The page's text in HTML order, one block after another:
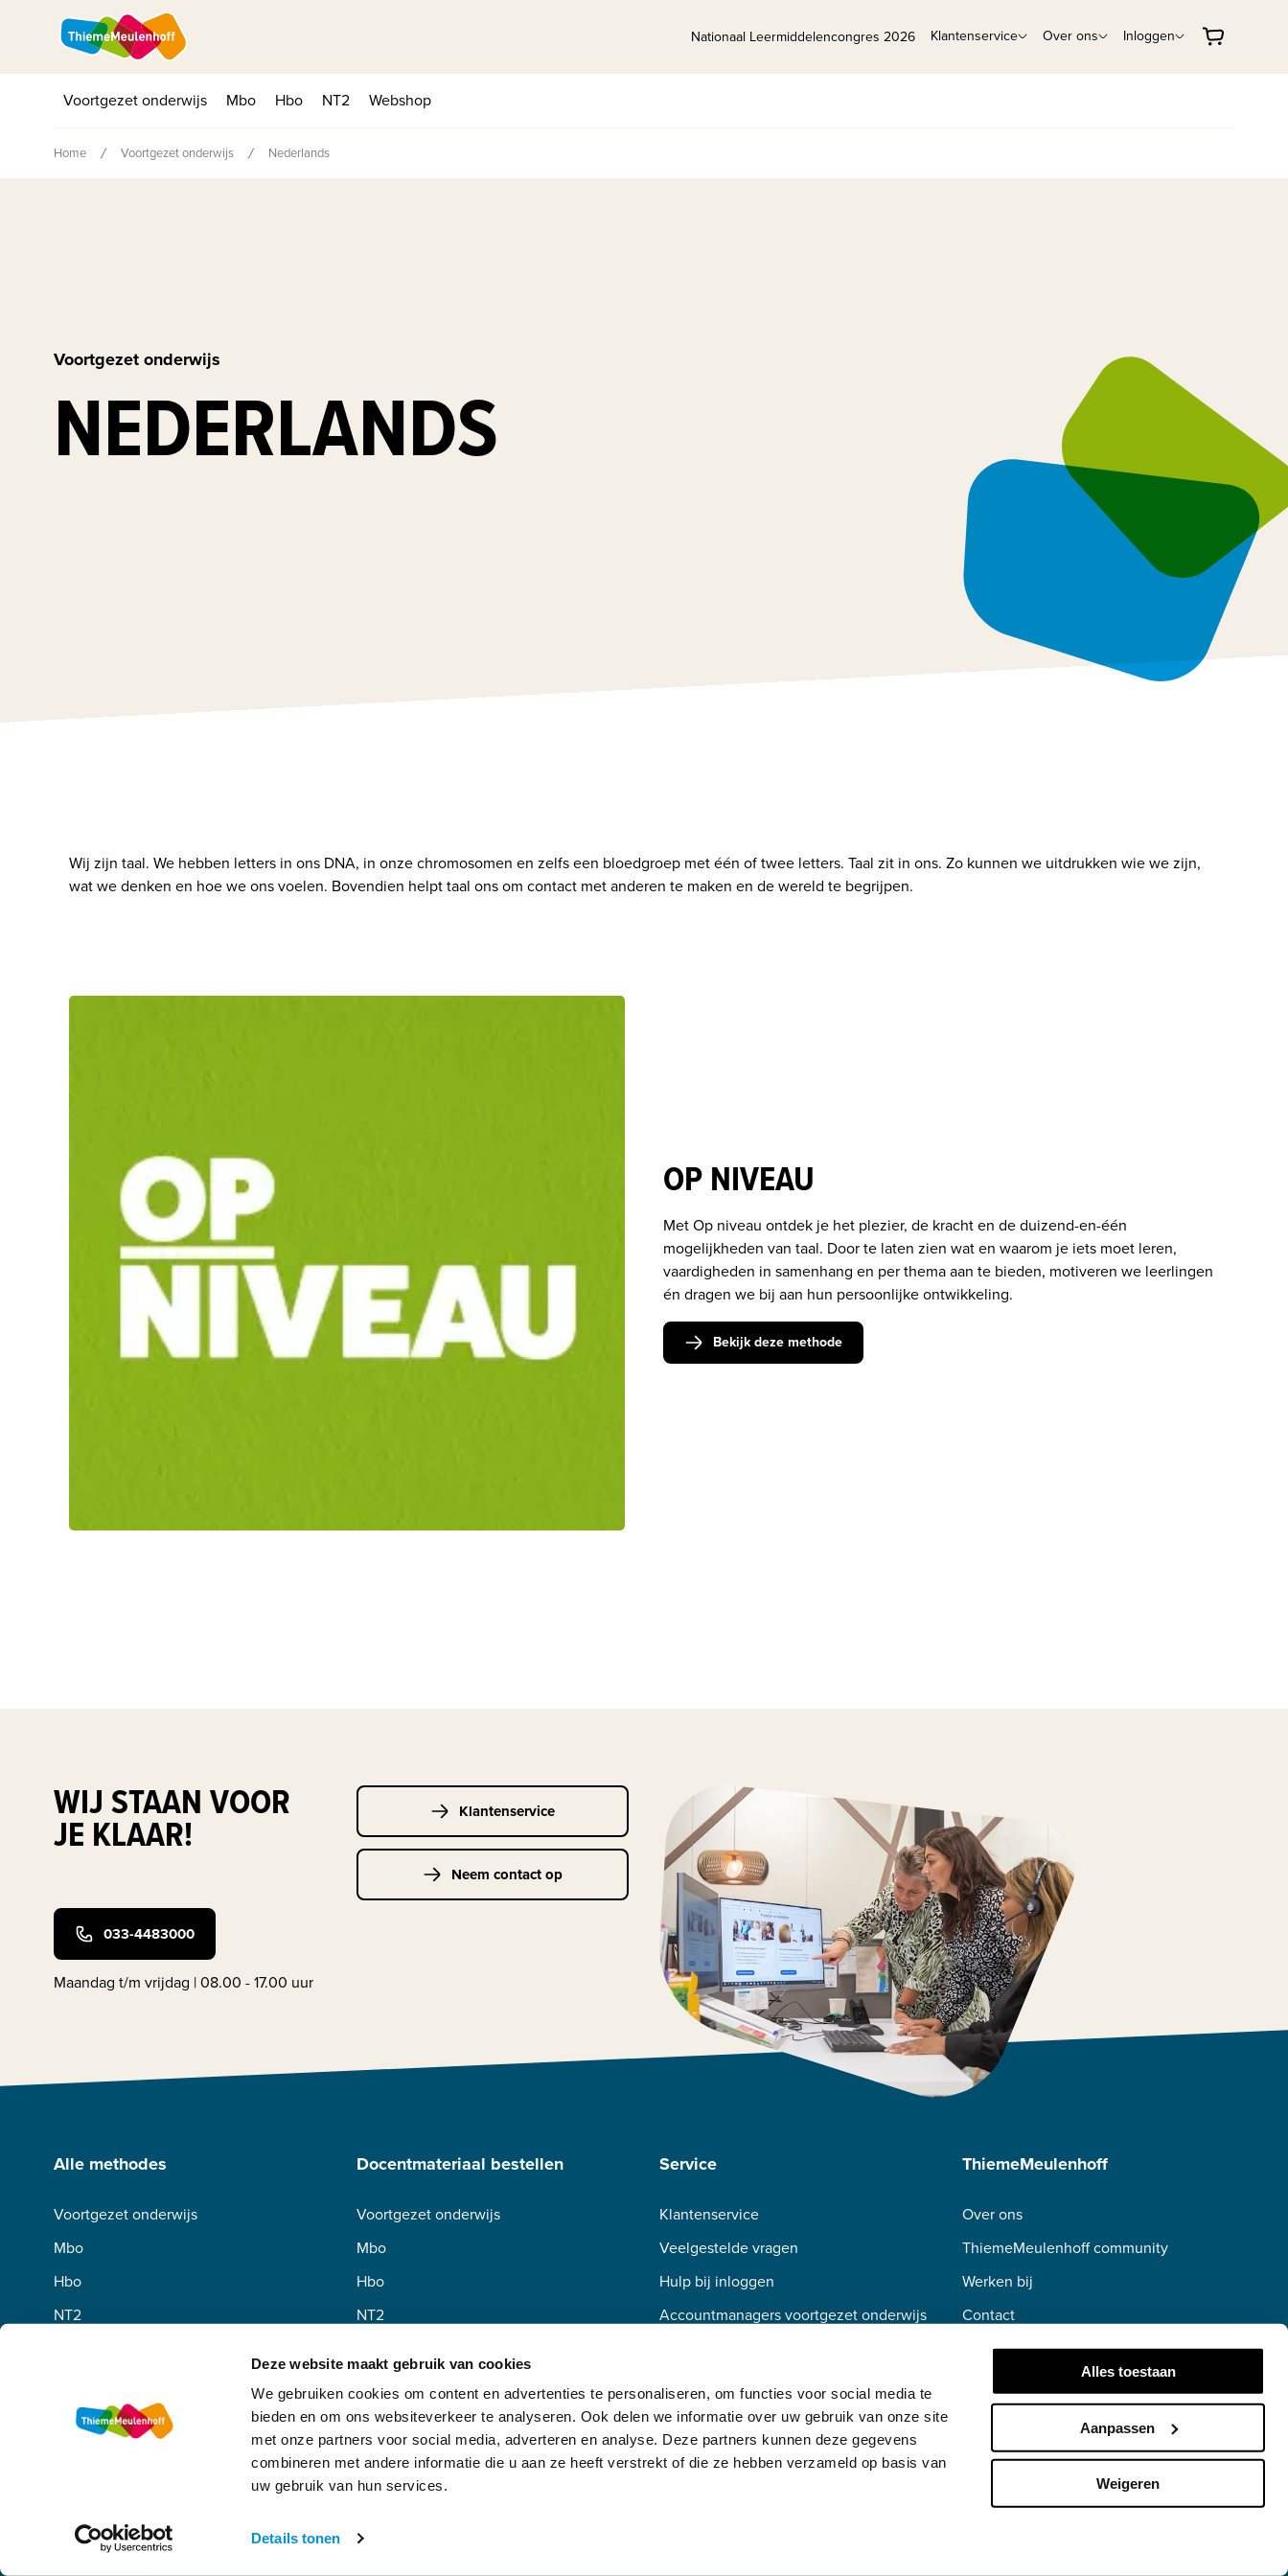
Deze website maakt gebruik van cookies
We gebruiken cookies om content en advertenties te personaliseren, om functies voor social media te
bieden en om ons websiteverkeer te analyseren. Ook delen we informatie over uw gebruik van onze site
met onze partners voor social media, adverteren en analyse. Deze partners kunnen deze gegevens
combineren met andere informatie die u aan ze heeft verstrekt of die ze hebben verzameld op basis van
uw gebruik van hun services.
Details tonen
Alles toestaan
Aanpassen
Weigeren
Nationaal Leermiddelencongres 2026 Klantenservice Over ons Inloggen
Voortgezet onderwijs Mbo Hbo NT2 Webshop
Home Voortgezet onderwijs Nederlands
Voortgezet onderwijs
NEDERLANDS
Wij zijn taal. We hebben letters in ons DNA, in onze chromosomen en zelfs een bloedgroep met één of twee letters. Taal zit in ons. Zo kunnen we uitdrukken wie we zijn,
wat we denken en hoe we ons voelen. Bovendien helpt taal ons om contact met anderen te maken en de wereld te begrijpen.
OP NIVEAU
Met Op niveau ontdek je het plezier, de kracht en de duizend-en-één
mogelijkheden van taal. Door te laten zien wat en waarom je iets moet leren,
vaardigheden in samenhang en per thema aan te bieden, motiveren we leerlingen
én dragen we bij aan hun persoonlijke ontwikkeling.
Bekijk deze methode
WIJ STAAN VOOR
JE KLAAR!
033-4483000
Maandag t/m vrijdag | 08.00 - 17.00 uur
Klantenservice
Neem contact op
Alle methodes
Voortgezet onderwijs
Mbo
Hbo
NT2
Docentmateriaal bestellen
Voortgezet onderwijs
Mbo
Hbo
NT2
Service
Klantenservice
Veelgestelde vragen
Hulp bij inloggen
Accountmanagers voortgezet onderwijs
ThiemeMeulenhoff
Over ons
ThiemeMeulenhoff community
Werken bij
Contact